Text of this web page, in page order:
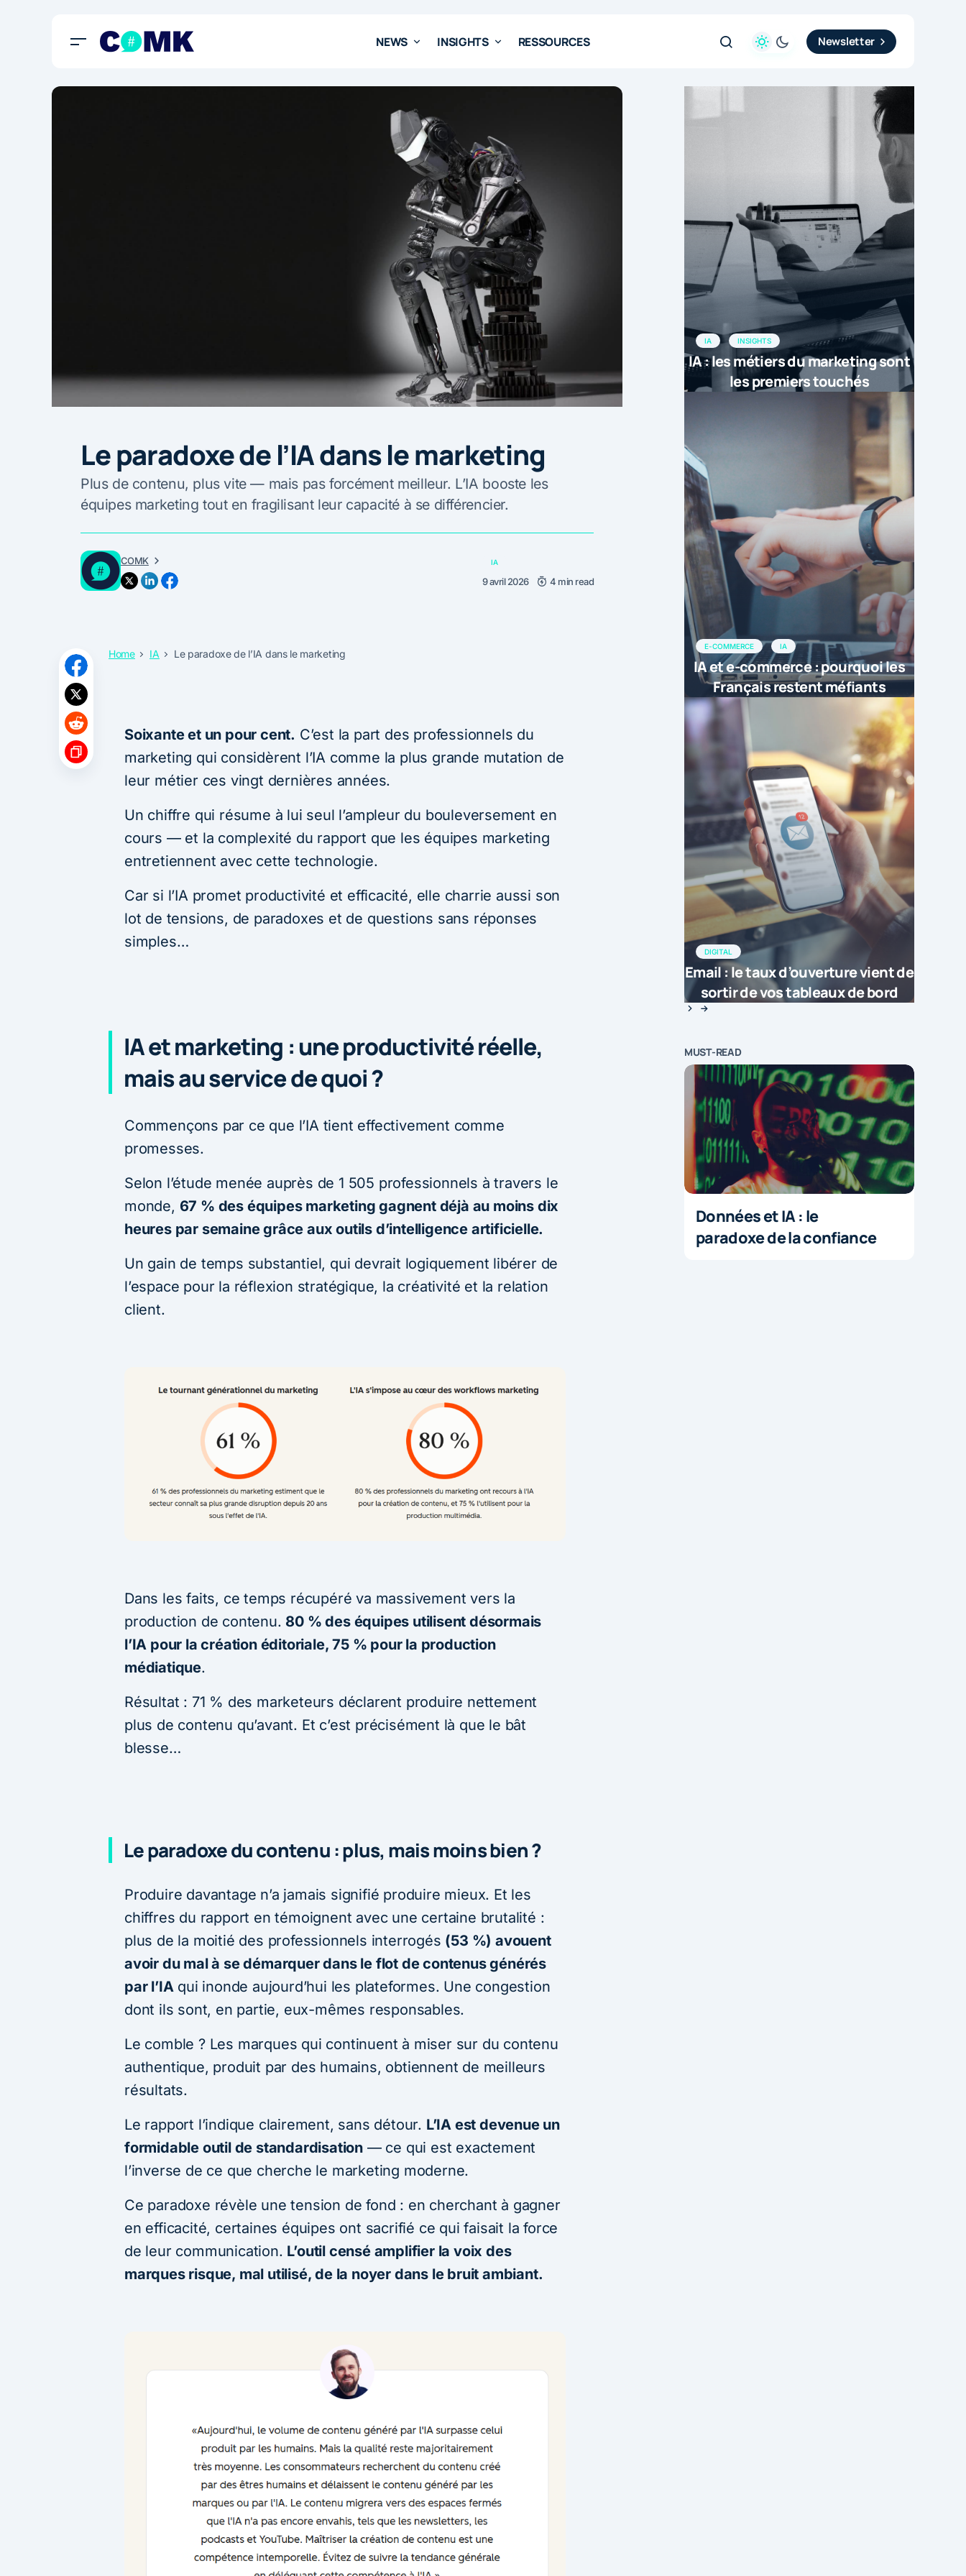
NEWS INSIGHTS RESSOURCES Newsletter
Le paradoxe de l’IA dans le marketing
Plus de contenu, plus vite — mais pas forcément meilleur. L’IA booste les
équipes marketing tout en fragilisant leur capacité à se différencier.
COMK IA
9 avril 2026 4 min read
Home IA Le paradoxe de l’IA dans le marketing
Soixante et un pour cent. C’est la part des professionnels du
marketing qui considèrent l’IA comme la plus grande mutation de
leur métier ces vingt dernières années.
Un chiffre qui résume à lui seul l’ampleur du bouleversement en
cours — et la complexité du rapport que les équipes marketing
entretiennent avec cette technologie.
Car si l’IA promet productivité et efficacité, elle charrie aussi son
lot de tensions, de paradoxes et de questions sans réponses
simples…
IA et marketing : une productivité réelle,
mais au service de quoi ?
Commençons par ce que l’IA tient effectivement comme
promesses.
Selon l’étude menée auprès de 1 505 professionnels à travers le
monde, 67 % des équipes marketing gagnent déjà au moins dix
heures par semaine grâce aux outils d’intelligence artificielle.
Un gain de temps substantiel, qui devrait logiquement libérer de
l’espace pour la réflexion stratégique, la créativité et la relation
client.
Dans les faits, ce temps récupéré va massivement vers la
production de contenu. 80 % des équipes utilisent désormais
l’IA pour la création éditoriale, 75 % pour la production
médiatique.
Résultat : 71 % des marketeurs déclarent produire nettement
plus de contenu qu’avant. Et c’est précisément là que le bât
blesse…
Le paradoxe du contenu : plus, mais moins bien ?
Produire davantage n’a jamais signifié produire mieux. Et les
chiffres du rapport en témoignent avec une certaine brutalité :
plus de la moitié des professionnels interrogés (53 %) avouent
avoir du mal à se démarquer dans le flot de contenus générés
par l’IAqui inonde aujourd’hui les plateformes. Une congestion
dont ils sont, en partie, eux-mêmes responsables.
Le comble ? Les marques qui continuent à miser sur du contenu
authentique, produit par des humains, obtiennent de meilleurs
résultats.
Le rapport l’indique clairement, sans détour. L’IA est devenue un
formidable outil de standardisation — ce qui est exactement
l’inverse de ce que cherche le marketing moderne.
Ce paradoxe révèle une tension de fond : en cherchant à gagner
en efficacité, certaines équipes ont sacrifié ce qui faisait la force
de leur communication. L’outil censé amplifier la voix des
marques risque, mal utilisé, de la noyer dans le bruit ambiant.
IA INSIGHTS
IA : les métiers du marketing sont
les premiers touchés
E-COMMERCE IA
IA et e-commerce : pourquoi les
Français restent méfiants
DIGITAL
Email : le taux d’ouverture vient de
sortir de vos tableaux de bord
MUST-READ
Données et IA : le
paradoxe de la confiance